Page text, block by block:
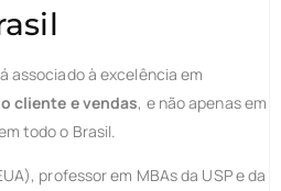
associado à excelência em
cliente e vendas, e não apenas em
todo o Brasil.
professor em MBAs da USP e da